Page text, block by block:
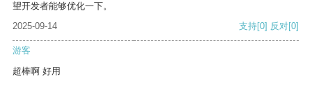
望开发者能够优化一下。
2025-09-14
支持[0] 反对[0]
游客
超棒啊 好用